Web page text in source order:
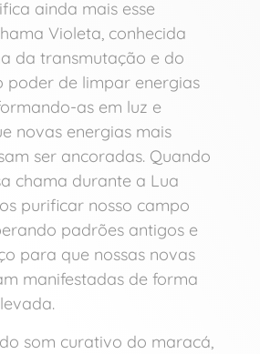
ainda mais esse
Violeta, conhecida
da transmutação e do
poder de limpar energias
as em luz e
novas energias mais
ser ancoradas. Quando
chama durante a Lua
purificar nosso campo
padrões antigos e
para que nossas novas
manifestadas de forma
som curativo do maracá,